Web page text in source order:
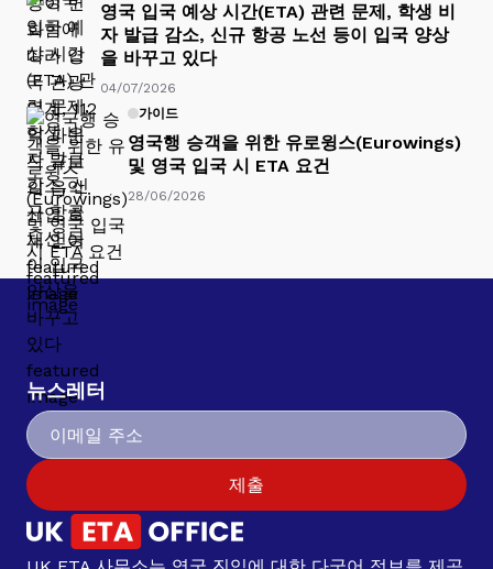
영국 입국 예상 시간(ETA) 관련 문제, 학생 비
자 발급 감소, 신규 항공 노선 등이 입국 양상
을 바꾸고 있다
04/07/2026
가이드
영국행 승객을 위한 유로윙스(Eurowings)
및 영국 입국 시 ETA 요건
28/06/2026
뉴스레터
제출